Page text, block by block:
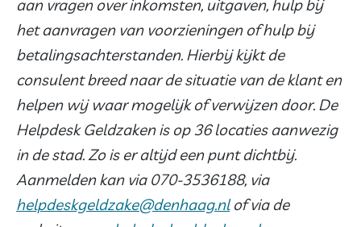
aan vragen over inkomsten, uitgaven, hulp bij
het aanvragen van voorzieningen of hulp bij
betalingsachterstanden. Hierbij kijkt de
consulent breed naar de situatie van de klant en
helpen wij waar mogelijk of verwijzen door. De
Helpdesk Geldzaken is op 36 locaties aanwezig
in de stad. Zo is er altijd een punt dichtbij.
Aanmelden kan via 070-3536188, via
helpdeskgeldzake@denhaag.nlof via de